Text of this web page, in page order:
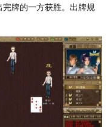
牌的一方获胜。出牌规